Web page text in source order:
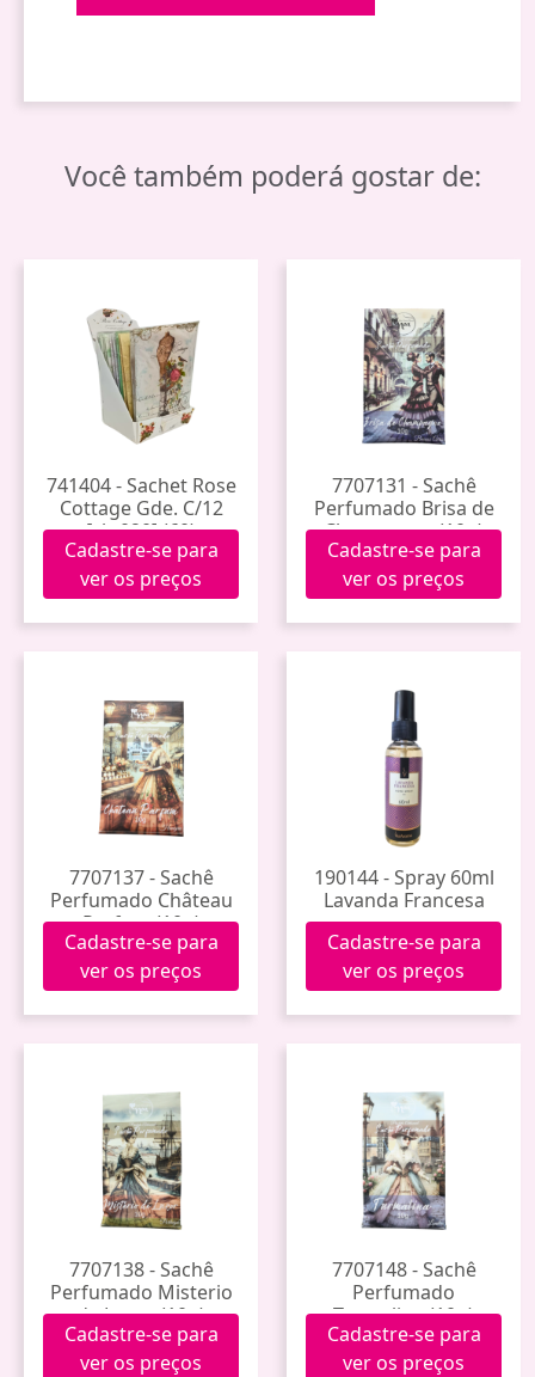
Você também poderá gostar de:
741404 - Sachet Rose
Cottage Gde. C/12
[xb-020] (60)
Cadastre-se para
ver os preços
7707131 - Sachê
Perfumado Brisa de
Champagne (10g)
Cadastre-se para
ver os preços
7707137 - Sachê
Perfumado Château
Parfum (10g)
Cadastre-se para
ver os preços
190144 - Spray 60ml
Lavanda Francesa
Cadastre-se para
ver os preços
7707138 - Sachê
Perfumado Misterio
de Luxor (10g)
Cadastre-se para
ver os preços
7707148 - Sachê
Perfumado
Turmalina (10g)
Cadastre-se para
ver os preços